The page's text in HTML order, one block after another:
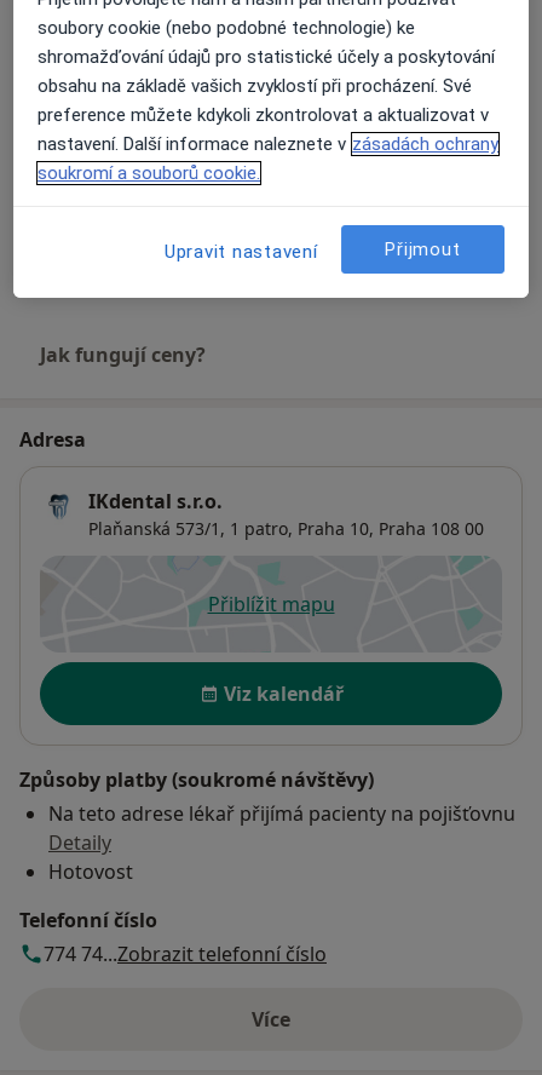
Od 4 000 Kč Detaily
Prevence zubního kazu
Hrazeno pojišťovnou Detaily Objednat se
Implantáty
Jak fungují ceny?
Adresa
IKdental s.r.o.
Plaňanská 573/1, 1 patro, Praha 10, Praha 108 00
Přiblížit mapuse otevře v nové záložce
Dostupnost
Viz kalendář
Způsoby platby (soukromé návštěvy)
Na teto adrese lékař přijímá pacienty na pojišťovnu
Detaily
Hotovost
Telefonní číslo
774 74...Zobrazit telefonní číslo
Víceo adrese
soubory cookie (nebo podobné technologie) ke
shromažďování údajů pro statistické účely a poskytování
obsahu na základě vašich zvyklostí při procházení. Své
preference můžete kdykoli zkontrolovat a aktualizovat v
nastavení. Další informace naleznete v zásadách ochrany
soukromí a souborů cookie.
Upravit nastavení Přijmout